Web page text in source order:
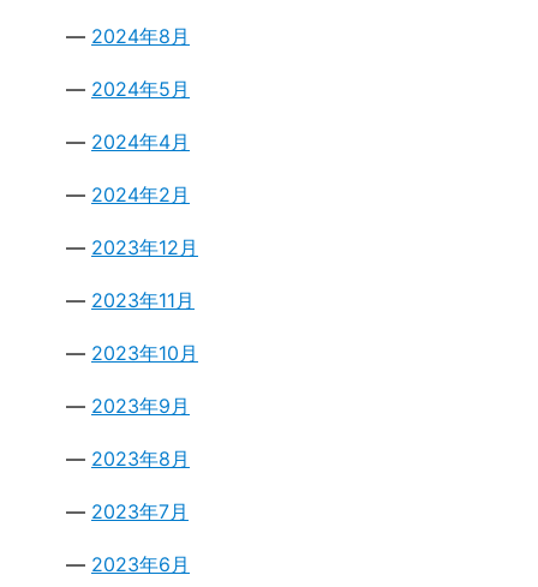
2024年8月
2024年5月
2024年4月
2024年2月
2023年12月
2023年11月
2023年10月
2023年9月
2023年8月
2023年7月
2023年6月